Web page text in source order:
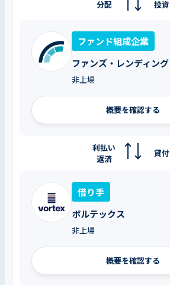
投資
分配
ファンド組成企業
ファンズ・レンディング
非上場
概要を確認する
貸付
利払い
返済
借り手
ボルテックス
非上場
概要を確認する